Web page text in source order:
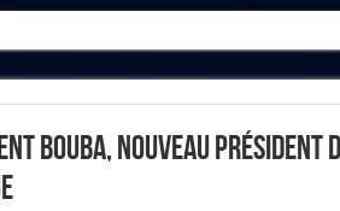
Bouba, Nouveau Président